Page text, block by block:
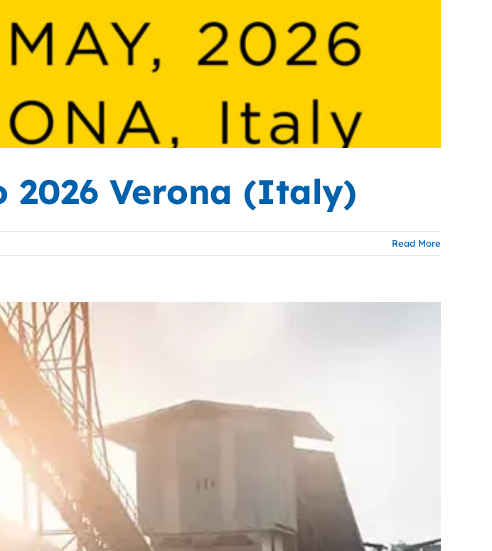
2026 Verona (Italy)
Read More